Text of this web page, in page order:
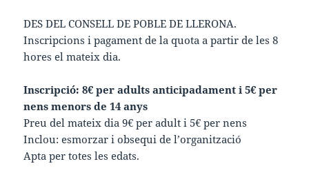
DES DEL CONSELL DE POBLE DE LLERONA.
Inscripcions i pagament de la quota a partir de les 8
hores el mateix dia.
Inscripció: 8€ per adults anticipadament i 5€ per
nens menors de 14 anys
Preu del mateix dia 9€ per adult i 5€ per nens
Inclou: esmorzar i obsequi de l’organització
Apta per totes les edats.